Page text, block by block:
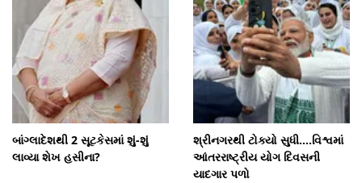
બાંગ્લાદેશથી 2 સૂટકેસમાં શું-શું
લાવ્યા શેખ હસીના?
શ્રીનગરથી ટોક્યો સુધી....વિશ્વમાં
આંતરરાષ્ટ્રીય યોગ દિવસની
યાદગાર પળો